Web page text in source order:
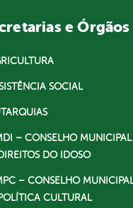
e Órgãos
SOCIAL
– CONSELHO MUNICIPAL
DO IDOSO
– CONSELHO
CULTURAL